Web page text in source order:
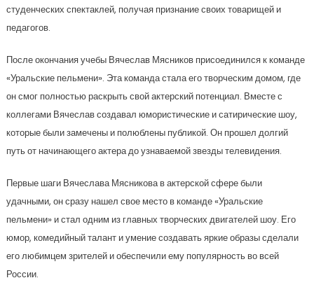
студенческих спектаклей, получая признание своих товарищей и
педагогов.
После окончания учебы Вячеслав Мясников присоединился к команде
«Уральские пельмени». Эта команда стала его творческим домом, где
он смог полностью раскрыть свой актерский потенциал. Вместе с
коллегами Вячеслав создавал юмористические и сатирические шоу,
которые были замечены и полюблены публикой. Он прошел долгий
путь от начинающего актера до узнаваемой звезды телевидения.
Первые шаги Вячеслава Мясникова в актерской сфере были
удачными, он сразу нашел свое место в команде «Уральские
пельмени» и стал одним из главных творческих двигателей шоу. Его
юмор, комедийный талант и умение создавать яркие образы сделали
его любимцем зрителей и обеспечили ему популярность во всей
России.